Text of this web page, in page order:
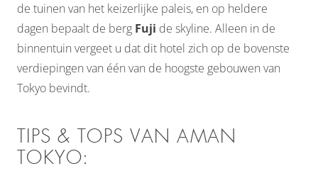
de tuinen van het keizerlijke paleis, en op heldere
dagen bepaalt de berg Fuji de skyline. Alleen in de
binnentuin vergeet u dat dit hotel zich op de bovenste
verdiepingen van één van de hoogste gebouwen van
Tokyo bevindt.
TIPS & TOPS VAN AMAN
TOKYO: